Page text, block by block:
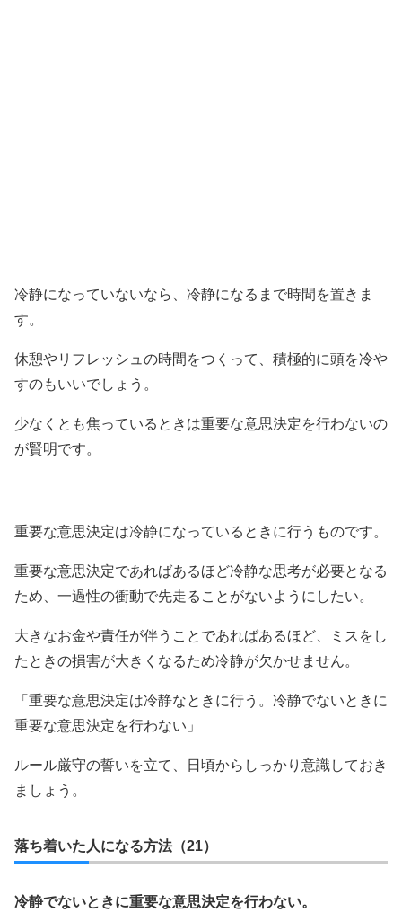
冷静になっていないなら、冷静になるまで時間を置きま
す。
休憩やリフレッシュの時間をつくって、積極的に頭を冷や
すのもいいでしょう。
少なくとも焦っているときは重要な意思決定を行わないの
が賢明です。
重要な意思決定は冷静になっているときに行うものです。
重要な意思決定であればあるほど冷静な思考が必要となる
ため、一過性の衝動で先走ることがないようにしたい。
大きなお金や責任が伴うことであればあるほど、ミスをし
たときの損害が大きくなるため冷静が欠かせません。
「重要な意思決定は冷静なときに行う。冷静でないときに
重要な意思決定を行わない」
ルール厳守の誓いを立て、日頃からしっかり意識しておき
ましょう。
落ち着いた人になる方法（21）
冷静でないときに重要な意思決定を行わない。